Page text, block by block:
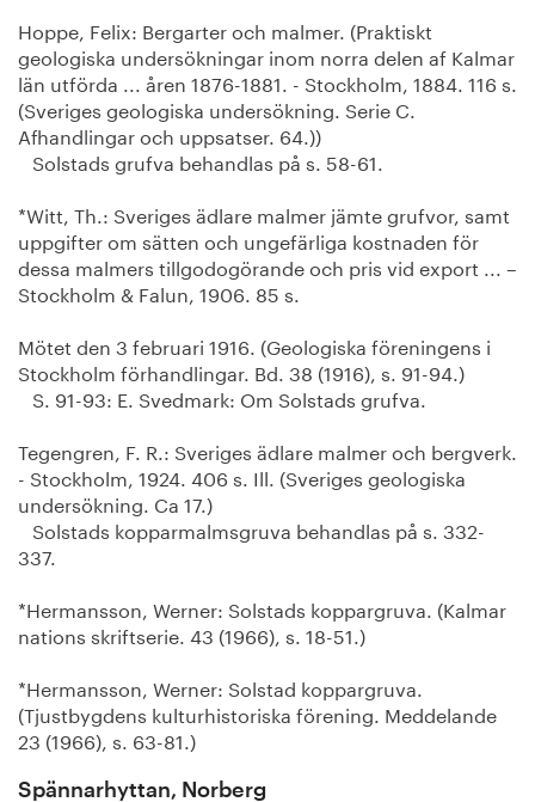
Hoppe, Felix: Bergarter och malmer. (Praktiskt
geologiska undersökningar inom norra delen af Kalmar
län utförda ... åren 1876-1881. - Stockholm, 1884. 116 s.
(Sveriges geologiska undersökning. Serie C.
Afhandlingar och uppsatser. 64.))
Solstads grufva behandlas på s. 58-61.
*Witt, Th.: Sveriges ädlare malmer jämte grufvor, samt
uppgifter om sätten och ungefärliga kostnaden för
dessa malmers tillgodogörande och pris vid export ... –
Stockholm & Falun, 1906. 85 s.
Mötet den 3 februari 1916. (Geologiska föreningens i
Stockholm förhandlingar. Bd. 38 (1916), s. 91-94.)
S. 91-93: E. Svedmark: Om Solstads grufva.
Tegengren, F. R.: Sveriges ädlare malmer och bergverk.
- Stockholm, 1924. 406 s. Ill. (Sveriges geologiska
undersökning. Ca 17.)
Solstads kopparmalmsgruva behandlas på s. 332-
337.
*Hermansson, Werner: Solstads koppargruva. (Kalmar
nations skriftserie. 43 (1966), s. 18-51.)
*Hermansson, Werner: Solstad koppargruva.
(Tjustbygdens kulturhistoriska förening. Meddelande
23 (1966), s. 63-81.)
Spännarhyttan, Norberg